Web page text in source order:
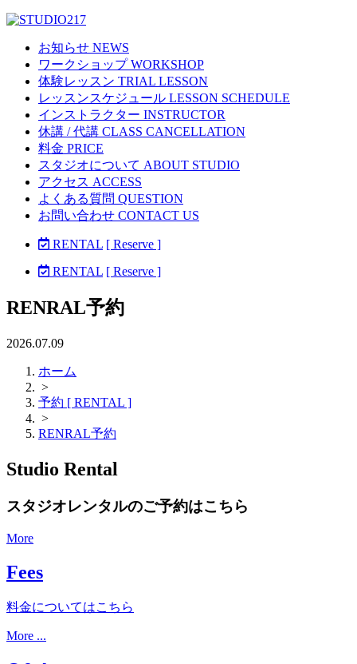
お知らせ NEWS
ワークショップ WORKSHOP
体験レッスン TRIAL LESSON
レッスンスケジュール LESSON SCHEDULE
インストラクター INSTRUCTOR
休講 / 代講 CLASS CANCELLATION
料金 PRICE
スタジオについて ABOUT STUDIO
アクセス ACCESS
よくある質問 QUESTION
お問い合わせ CONTACT US
RENTAL [ Reserve ]
RENTAL [ Reserve ]
RENRAL予約
2026.07.09
ホーム
>
予約 [ RENTAL ]
>
RENRAL予約
Studio Rental
スタジオレンタルのご予約はこちら
More
Fees
料金についてはこちら
More ...